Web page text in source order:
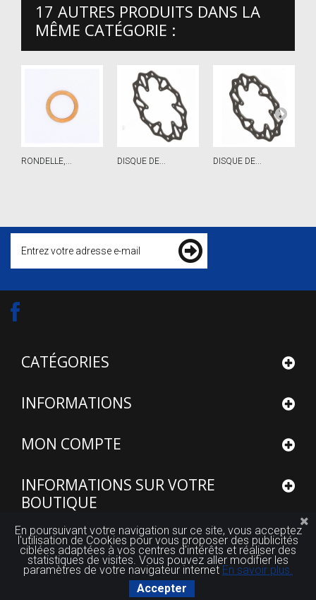
17 AUTRES PRODUITS DANS LA
MÊME CATÉGORIE :
RONDELLE,... DISQUE DE... DISQUE DE...
CATÉGORIES
INFORMATIONS
© 2015 - 2026 Site réalisé par FUTUROSOFT™
MON COMPTE
INFORMATIONS SUR VOTRE
BOUTIQUE
En poursuivant votre navigation sur ce site, vous acceptez
l'utilisation de Cookies pour vous proposer des publicités
ciblées adaptées à vos centres d'intérêts et réaliser des
statistiques de visites. Vous pouvez aller modifier les
paramètres de votre navigateur internet En savoir plus.
Accepter